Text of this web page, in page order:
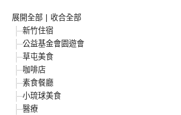
展開全部 | 收合全部
新竹住宿
公益基金會園遊會
草屯美食
咖啡店
素食餐廳
小琉球美食
醫療